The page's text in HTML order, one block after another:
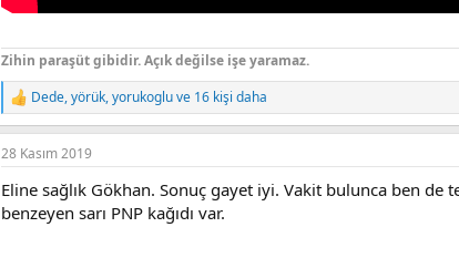
Zihin paraşüt gibidir. Açık değilse işe yaramaz.
R
e
a
c
i
o
Dede,yörük,yorukogluve 16 kişi daha
28 Kasım 2019
Eline sağlık Gökhan. Sonuç gayet iyi. Vakit bulunca ben
benzeyen sarı PNP kağıdı var.